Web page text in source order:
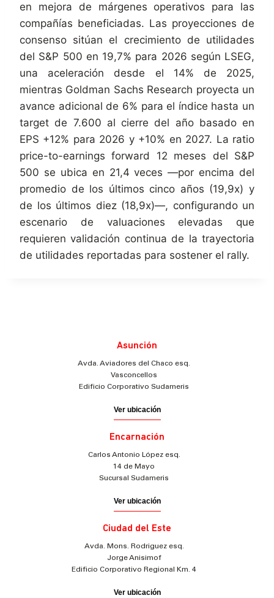
en mejora de márgenes operativos para las
compañías beneficiadas. Las proyecciones de
consenso sitúan el crecimiento de utilidades
del S&P 500 en 19,7% para 2026 según LSEG,
una aceleración desde el 14% de 2025,
mientras Goldman Sachs Research proyecta un
avance adicional de 6% para el índice hasta un
target de 7.600 al cierre del año basado en
EPS +12% para 2026 y +10% en 2027. La ratio
price-to-earnings forward 12 meses del S&P
500 se ubica en 21,4 veces —por encima del
promedio de los últimos cinco años (19,9x) y
de los últimos diez (18,9x)—, configurando un
escenario de valuaciones elevadas que
requieren validación continua de la trayectoria
de utilidades reportadas para sostener el rally.
Asunción
Avda. Aviadores del Chaco esq.
Vasconcellos
Edificio Corporativo Sudameris
Ver ubicación
Encarnación
Carlos Antonio López esq.
14 de Mayo
Sucursal Sudameris
Ver ubicación
Ciudad del Este
Avda. Mons. Rodriguez esq.
Jorge Anisimof
Edificio Corporativo Regional Km. 4
Ver ubicación